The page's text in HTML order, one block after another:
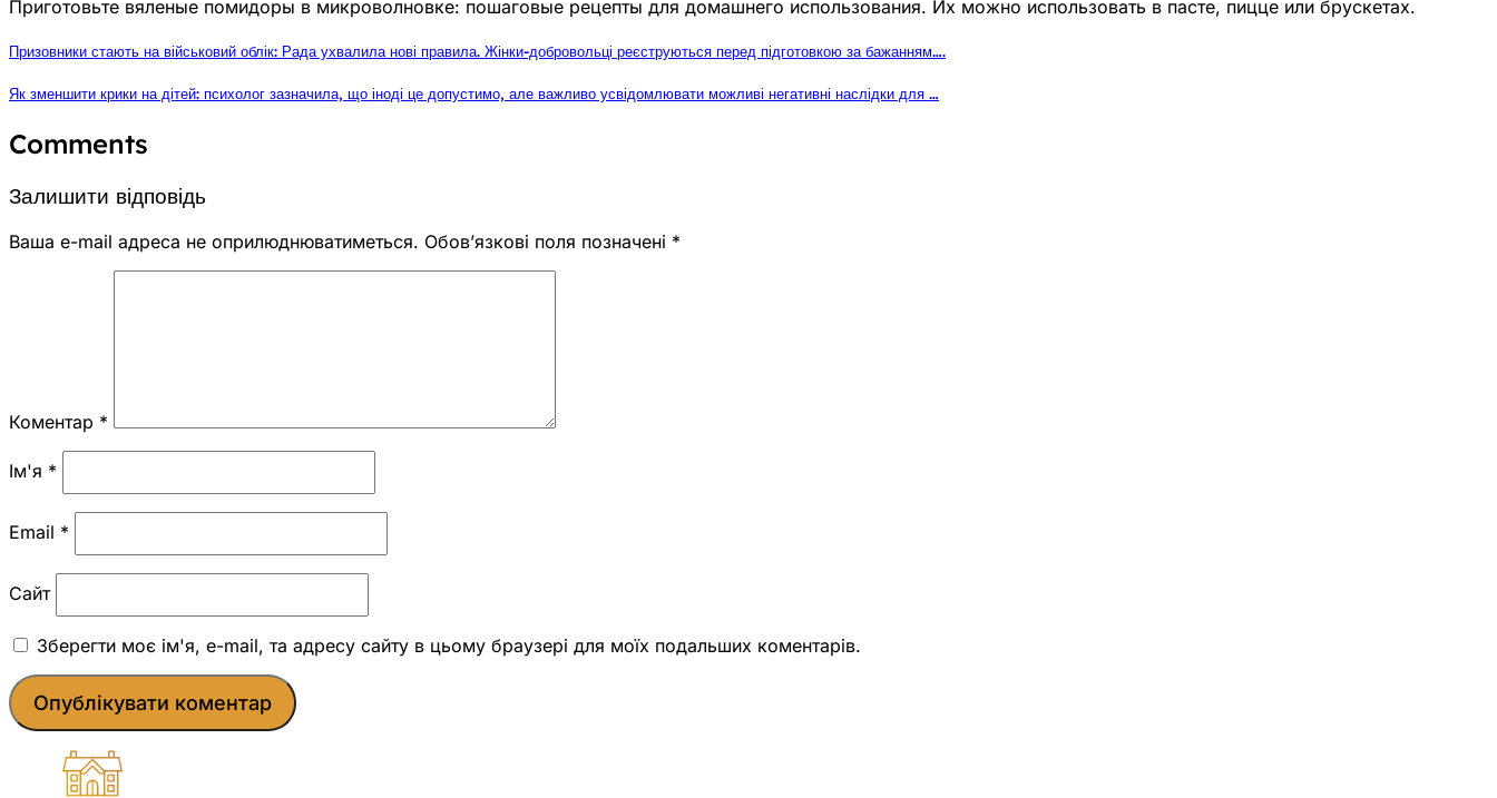
Приготовьте вяленые помидоры в микроволновке: пошаговые рецепты для домашнего использования. Их можно использовать в пасте, пицце или брускетах.
Призовники стають на військовий облік: Рада ухвалила нові правила. Жінки-добровольці реєструються перед підготовкою за бажанням….
Як зменшити крики на дітей: психолог зазначила, що іноді це допустимо, але важливо усвідомлювати можливі негативні наслідки для …
Comments
Залишити відповідь
Ваша e-mail адреса не оприлюднюватиметься. Обов’язкові поля позначені *
Коментар *
Ім'я *
Email *
Сайт
Зберегти моє ім'я, e-mail, та адресу сайту в цьому браузері для моїх подальших коментарів.